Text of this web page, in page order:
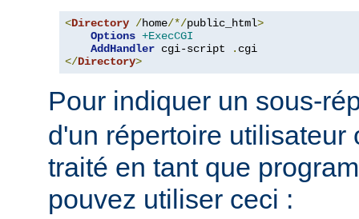
<Directory /home/*/public_html>
Options +ExecCGI
AddHandler cgi-script .
</Directory>
Pour indiquer un sous-
d'un répertoire utilisateur
traité en tant que
pouvez utiliser ceci :